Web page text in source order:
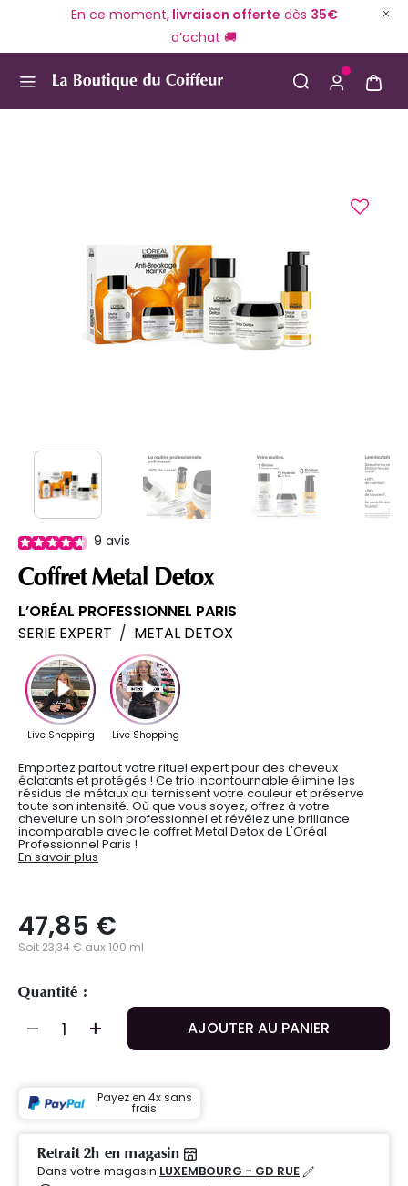
En ce moment,livraison offerte dès 35€
d’achat 🚚
9 avis
Coffret Metal Detox
L’ORÉAL PROFESSIONNEL PARIS
SERIE EXPERT / METAL DETOX
Emportez partout votre rituel expert pour des cheveux
éclatants et protégés ! Ce trio incontournable élimine les
résidus de métaux qui ternissent votre couleur et préserve
toute son intensité. Où que vous soyez, offrez à votre
chevelure un soin professionnel et révélez une brillance
incomparable avec le coffret Metal Detox de L'Oréal
Professionnel Paris !
En savoir plus
47,85 €
Soit 23,34 € aux 100 ml
Quantité :
AJOUTER AU PANIER
Payez en 4x sans
frais
Retrait 2h en magasin
Dans votre magasin LUXEMBOURG - GD RUE